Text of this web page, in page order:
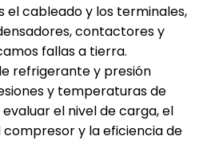
el cableado y los terminales,
contactores y
fallas a tierra.
refrigerante y presión
y temperaturas de
el nivel de carga, el
y la eficiencia de